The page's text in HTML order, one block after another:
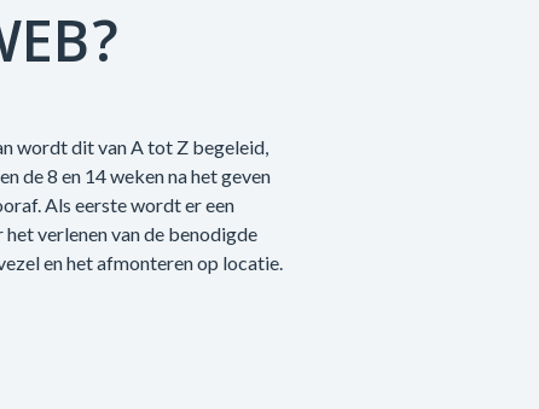
wordt dit van A tot Z begeleid,
de 8 en 14 weken na het geven
Als eerste wordt er een
verlenen van de benodigde
en het afmonteren op locatie.